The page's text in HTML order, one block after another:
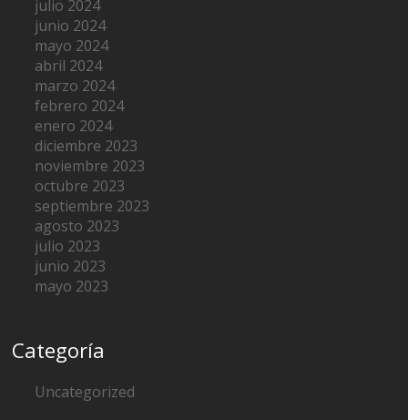
julio 2024
junio 2024
mayo 2024
abril 2024
marzo 2024
febrero 2024
enero 2024
diciembre 2023
noviembre 2023
octubre 2023
septiembre 2023
agosto 2023
julio 2023
junio 2023
mayo 2023
Categoría
Uncategorized